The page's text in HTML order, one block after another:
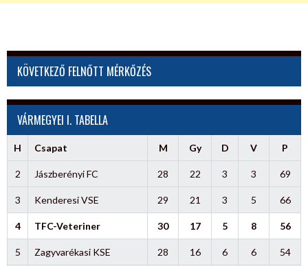
KÖVETKEZŐ FELNŐTT MÉRKŐZÉS
VÁRMEGYEI I. TABELLA
H Csapat M Gy D V P
2 Jászberényi FC 28 22 3 3 69
3 Kenderesi VSE 29 21 3 5 66
4 TFC-Veteriner 30 17 5 8 56
5 Zagyvarékasi KSE 28 16 6 6 54